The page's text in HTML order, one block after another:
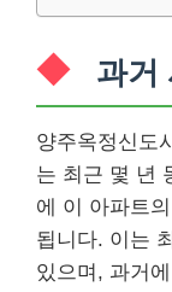
과거
양주옥정신도
는 최근 몇 년
에 이 아파트
됩니다. 이는
있으며, 과거